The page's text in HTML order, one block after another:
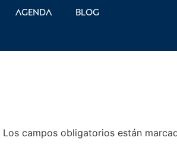
Agenda Blog
Los campos obligatorios están